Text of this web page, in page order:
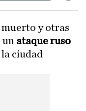
un ataque ruso
ciudad